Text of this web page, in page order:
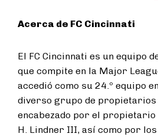
Acerca de FC Cincinnati
El FC Cincinnati es un equipo
que compite en la Major
accedió como su 24.º equipo
diverso grupo de propietarios
encabezado por el
H. Lindner III, así como por